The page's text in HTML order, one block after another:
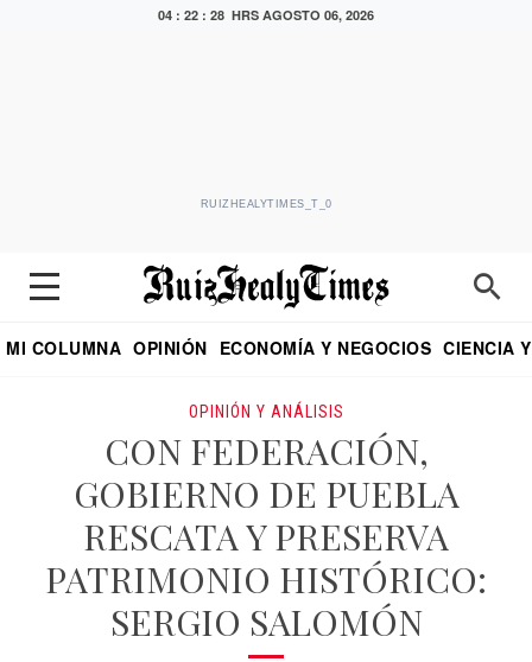
04 : 22 : 29 HRS AGOSTO 06, 2026
RUIZHEALYTIMES_T_0
MI COLUMNA OPINIÓN ECONOMÍA Y NEGOCIOS CIENCIA
OPINIÓN Y ANÁLISIS
CON FEDERACIÓN,
GOBIERNO DE PUEBLA
RESCATA Y PRESERVA
PATRIMONIO HISTÓRICO:
SERGIO SALOMÓN